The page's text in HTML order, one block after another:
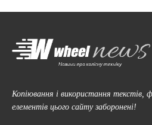
Копіювання і використання текстів,
елементів цього сайту заборонені!